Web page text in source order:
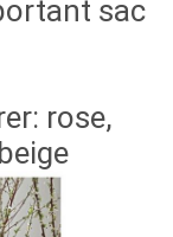
sac
rose,